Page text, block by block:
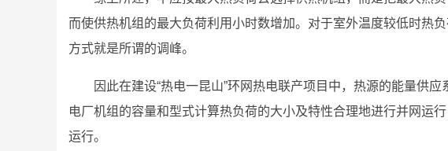
而使供热机组的最大负荷利用小时数增加。对于室外温度较低时热
方式就是所谓的调峰。
因此在建设“热电一昆山”环网热电联产项目中，热源的能量供
电厂机组的容量和型式计算热负荷的大小及特性合理地进行并网运
运行。